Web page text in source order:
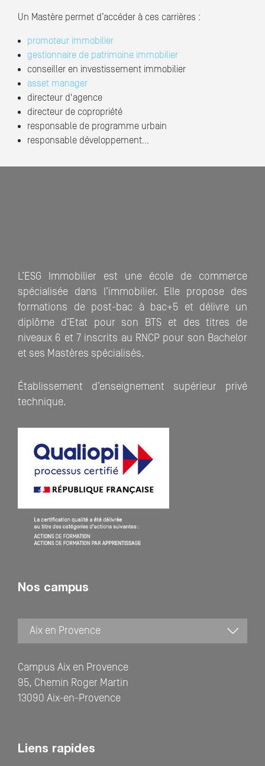
Un Mastère permet d’accéder à ces carrières :
promoteur immobilier
gestionnaire de patrimoine immobilier
conseiller en investissement immobilier
asset manager
directeur d'agence
directeur de copropriété
responsable de programme urbain
responsable développement…
L’ESG Immobilier est une école de commerce
spécialisée dans l’immobilier. Elle propose des
formations de post-bac à bac+5 et délivre un
diplôme d’Etat pour son BTS et des titres de
niveaux 6 et 7 inscrits au RNCP pour son Bachelor
et ses Mastères spécialisés.
Établissement d’enseignement supérieur privé
technique.
Nos campus
Campus Aix en Provence
95, Chemin Roger Martin
13090 Aix-en-Provence
Liens rapides